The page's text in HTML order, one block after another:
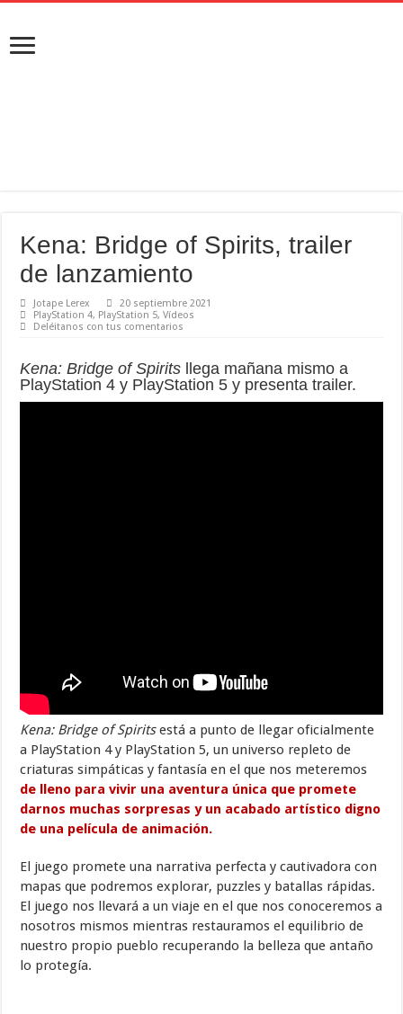
Kena: Bridge of Spirits, trailer
de lanzamiento
Jotape Lerex
20 septiembre 2021
PlayStation 4, PlayStation 5,Vídeos
Deléitanos con tus comentarios
Kena: Bridge of Spirits llega mañana mismo a
PlayStation 4 y PlayStation 5 y presenta trailer.
Kena: Bridge of Spiritsestá a punto de llegar oficialmente
a PlayStation 4 y PlayStation 5, un universo repleto de
criaturas simpáticas y fantasía en el que nos meteremos
de lleno para vivir una aventura única que promete
darnos muchas sorpresas y un acabado artístico digno
de una película de animación.
El juego promete una narrativa perfecta y cautivadora con
mapas que podremos explorar, puzzles y batallas rápidas.
El juego nos llevará a un viaje en el que nos conoceremos a
nosotros mismos mientras restauramos el equilibrio de
nuestro propio pueblo recuperando la belleza que antaño
lo protegía.